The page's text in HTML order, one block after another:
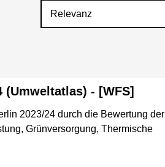
(Umweltatlas) - [WFS]
2023/24 durch die Bewertung der
Grünversorgung, Thermische